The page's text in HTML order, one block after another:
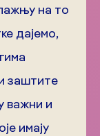
на то
дајемо,
заштите
важни и
имају